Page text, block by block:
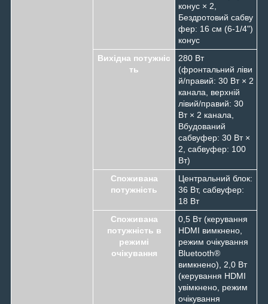
конус × 2,
Бездротовий сабву
фер: 16 см (6-1/4")
конус
Вихідна потужніс
ть
280 Вт
(фронтальний ліви
й/правий: 30 Вт × 2
канала, верхній
лівий/правий: 30
Вт × 2 канала,
Вбудований
сабвуфер: 30 Вт ×
2, сабвуфер: 100
Вт)
Споживана
потужність
Центральний блок:
36 Вт, сабвуфер:
18 Вт
Споживана
потужність в
режимі
очікування
0,5 Вт (керування
HDMI вимкнено,
режим очікування
Bluetooth®
вимкнено), 2,0 Вт
(керування HDMI
увімкнено, режим
очікування